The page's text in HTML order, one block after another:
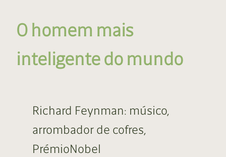
O homem mais
inteligente do mundo
Richard Feynman: músico,
arrombador de cofres,
PrémioNobel